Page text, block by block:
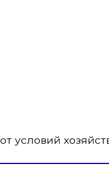
условий